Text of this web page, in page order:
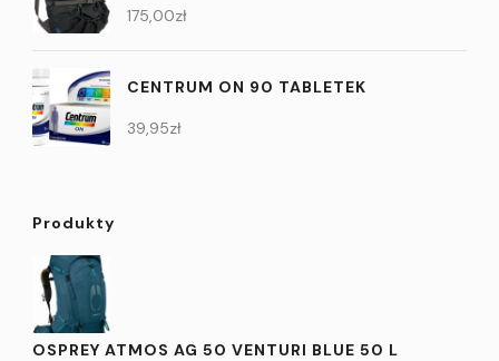
175,00zł
CENTRUM ON 90 TABLETEK
39,95zł
Produkty
OSPREY ATMOS AG 50 VENTURI BLUE 50 L